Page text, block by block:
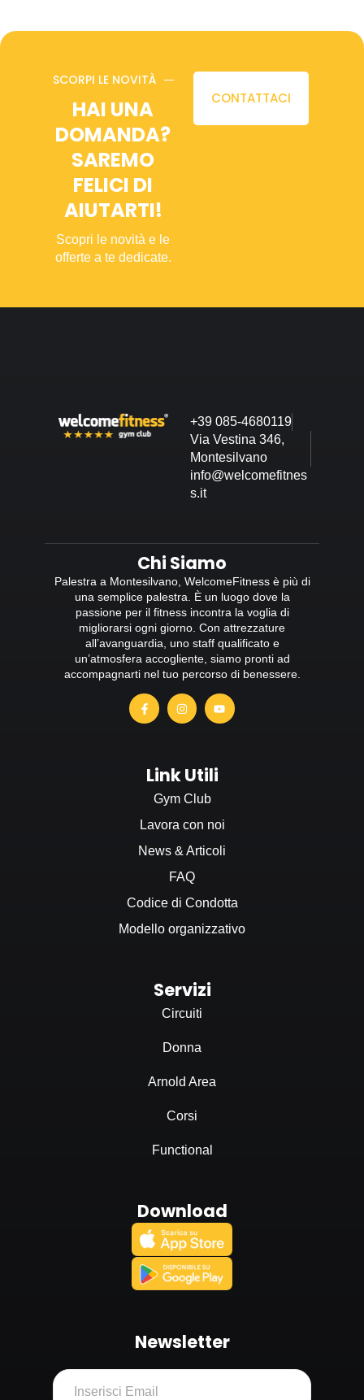
SCORPI LE NOVITÀ
HAI UNA
DOMANDA?
SAREMO
FELICI DI
AIUTARTI!
Scopri le novità e le
offerte a te dedicate.
CONTATTACI
+39 085-4680119
Via Vestina 346,
Montesilvano
info@welcomefitnes
s.it
Chi Siamo
Palestra a Montesilvano, WelcomeFitness è più di
una semplice palestra. È un luogo dove la
passione per il fitness incontra la voglia di
migliorarsi ogni giorno. Con attrezzature
all’avanguardia, uno staff qualificato e
un’atmosfera accogliente, siamo pronti ad
accompagnarti nel tuo percorso di benessere.
Link Utili
Gym Club
Lavora con noi
News & Articoli
FAQ
Codice di Condotta
Modello organizzativo
Servizi
Circuiti
Donna
Arnold Area
Corsi
Functional
Download
Newsletter